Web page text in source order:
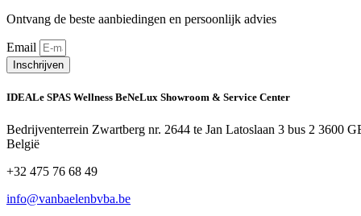
Ontvang de beste aanbiedingen en persoonlijk advies
Email
Inschrijven
IDEALe SPAS Wellness BeNeLux Showroom & Service Center
Bedrijventerrein Zwartberg nr. 2644 te Jan Latoslaan 3 bus 2 3600
België
+32 475 76 68 49
info@vanbaelenbvba.be